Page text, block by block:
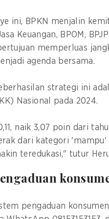
ini, BPKN menjalin
Keuangan, BPOM,
memperluas
agenda bersama.
strategi ini
Nasional pada 2024.
naik 3,07 poin dari
dari kategori
teredukasi," tutur
pengaduan